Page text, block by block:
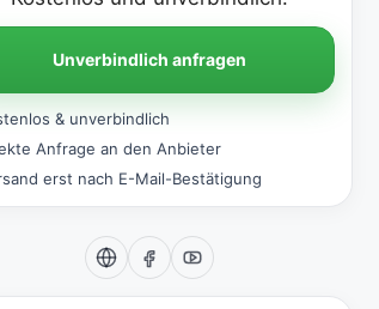
Unverbindlich anfragen
& unverbindlich
Anfrage an den Anbieter
erst nach E-Mail-Bestätigung